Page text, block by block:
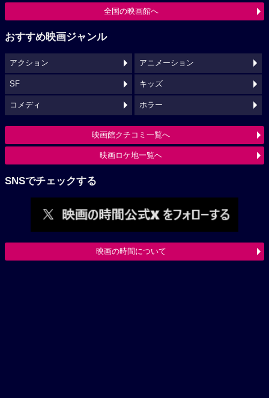
全国の映画館へ
おすすめ映画ジャンル
アクション アニメーション
SF キッズ
コメディ ホラー
映画館クチコミ一覧へ
映画ロケ地一覧へ
SNSでチェックする
映画の時間について